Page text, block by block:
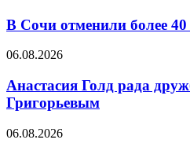
для
и
отменили
более
40
В Сочи отменили более 40
Анастасия
рада
дружбе
с
Григорьевым
06.08.2026
Анастасия Голд рада
Григорьевым
Самые
06.08.2026